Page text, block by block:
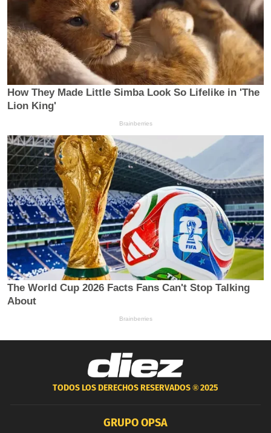
TODOS LOS DERECHOS RESERVADOS ®2025
GRUPO OPSA